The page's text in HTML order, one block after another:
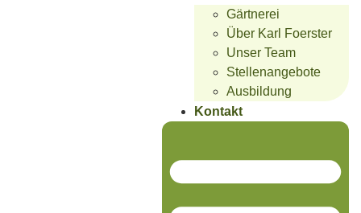
Gärtnerei
Über Karl Foerster
Unser Team
Stellenangebote
Ausbildung
Kontakt